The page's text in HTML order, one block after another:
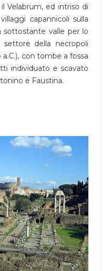
Velabrum, ed intriso di
capannicoli sulla
sottostante valle per lo
della necropoli
con tombe a fossa
individuato e scavato
e Faustina.